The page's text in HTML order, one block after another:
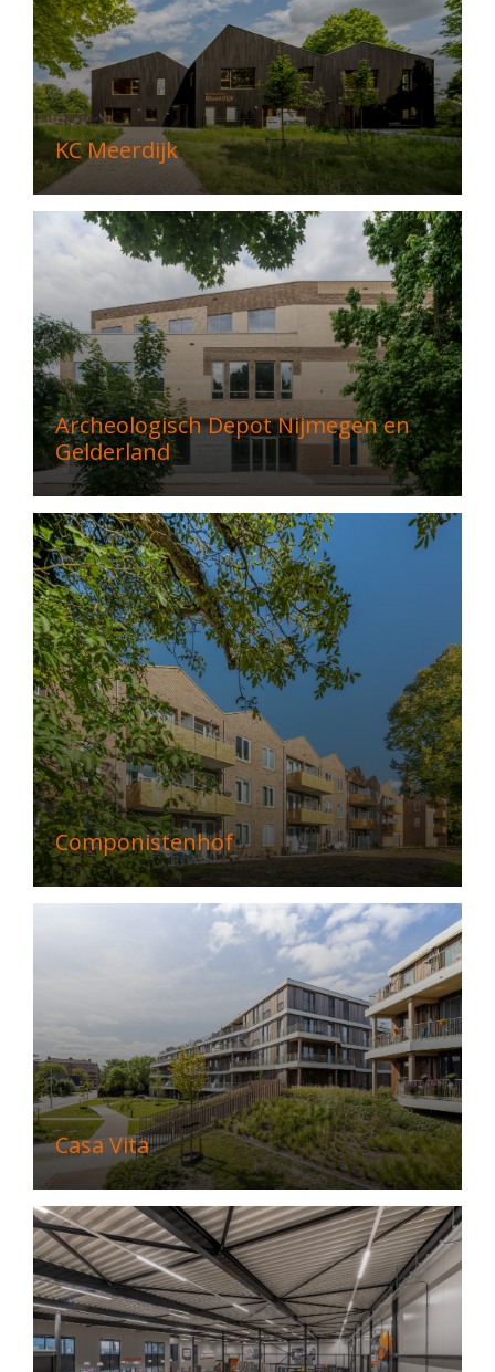
KC Meerdijk
Archeologisch Depot Nijmegen en
Gelderland
Componistenhof
Casa Vita